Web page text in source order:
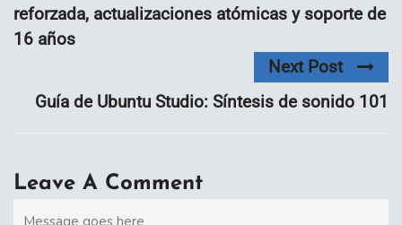
reforzada, actualizaciones atómicas y soporte de
16 años
Next Post
Guía de Ubuntu Studio: Síntesis de sonido 101
Leave A Comment